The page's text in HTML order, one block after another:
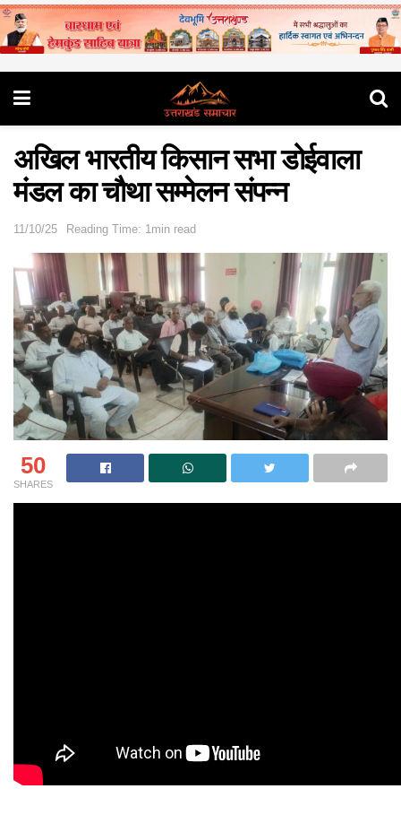
अखिल भारतीय किसान सभा डोईवाला
मंडल का चौथा सम्मेलन संपन्न
11/10/25 Reading Time: 1min read
50
SHARES